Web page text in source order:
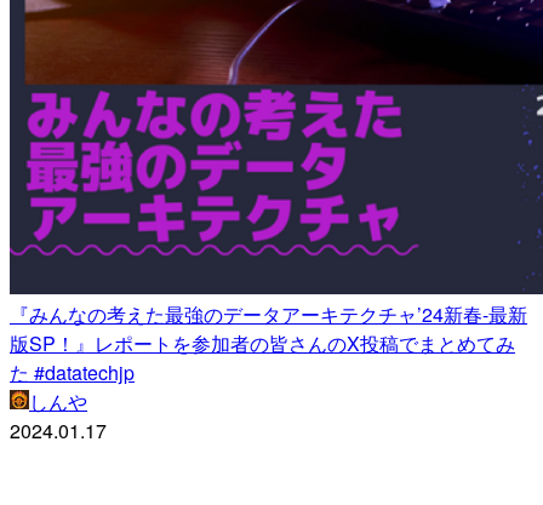
『みんなの考えた最強のデータアーキテクチャ’24新春-最新
版SP！』レポートを参加者の皆さんのX投稿でまとめてみ
た #datatechjp
しんや
2024.01.17